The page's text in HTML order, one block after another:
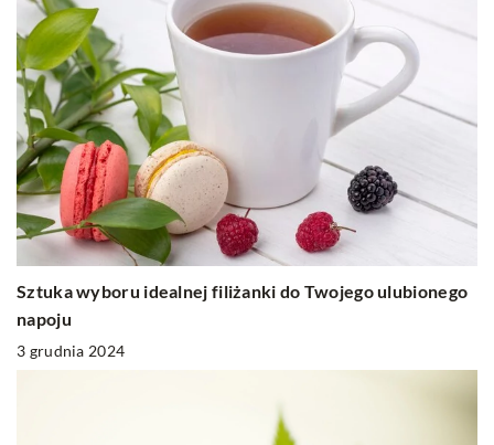
Sztuka wyboru idealnej filiżanki do Twojego ulubionego
napoju
3 grudnia 2024